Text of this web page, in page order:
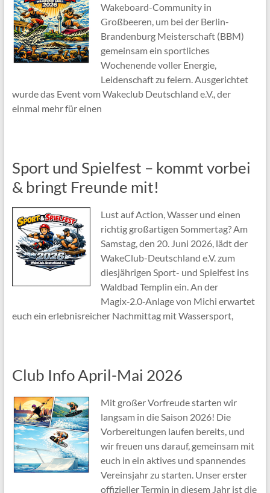
Wakeboard-Community in
Großbeeren, um bei der Berlin-
Brandenburg Meisterschaft (BBM)
gemeinsam ein sportliches
Wochenende voller Energie,
Leidenschaft zu feiern. Ausgerichtet
wurde das Event vom Wakeclub Deutschland e.V., der
einmal mehr für einen
Sport und Spielfest – kommt vorbei
& bringt Freunde mit!
Lust auf Action, Wasser und einen
richtig großartigen Sommertag? Am
Samstag, den 20. Juni 2026, lädt der
WakeClub-Deutschland e.V. zum
diesjährigen Sport- und Spielfest ins
Waldbad Templin ein. An der
Magix‑2.0‑Anlage von Michi erwartet
euch ein erlebnisreicher Nachmittag mit Wassersport,
Club Info April-Mai 2026
Mit großer Vorfreude starten wir
langsam in die Saison 2026! Die
Vorbereitungen laufen bereits, und
wir freuen uns darauf, gemeinsam mit
euch in ein aktives und spannendes
Vereinsjahr zu starten. Unser erster
offizieller Termin in diesem Jahr ist die